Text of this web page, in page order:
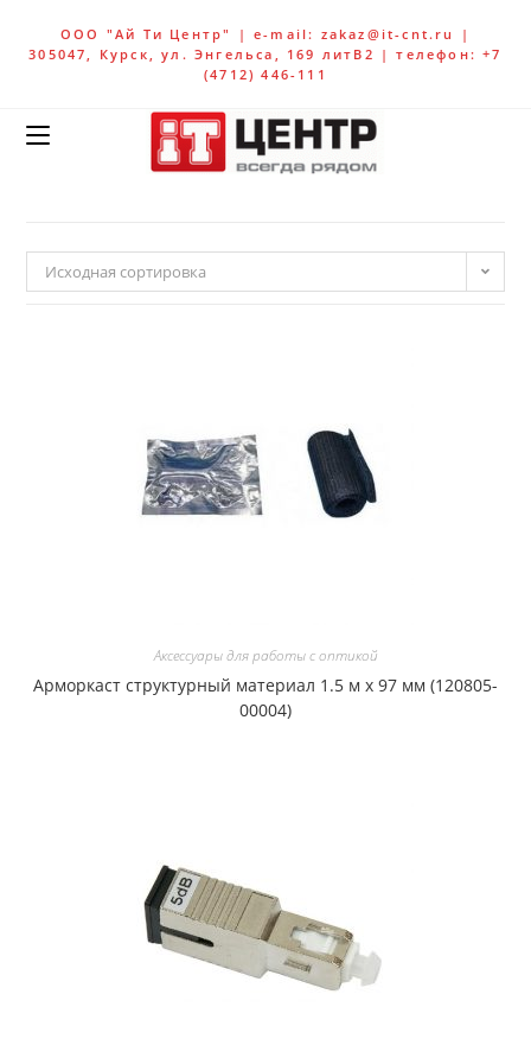
ООО "Ай Ти Центр" | e-mail: zakaz@it-cnt.ru |
305047, Курск, ул. Энгельса, 169 литВ2 | телефон: +7
(4712) 446-111
Исходная сортировка
Аксессуары для работы с оптикой
Арморкаст структурный материал 1.5 м х 97 мм (120805-
00004)